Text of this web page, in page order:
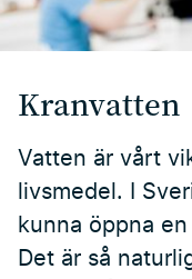
Kranvatten
Vatten är vårt
livsmedel. I
kunna öppna
Det är så